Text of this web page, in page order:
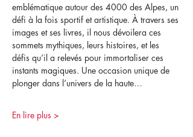
emblématique autour des 4000 des Alpes, un
défi à la fois sportif et artistique. À travers ses
images et ses livres, il nous dévoilera ces
sommets mythiques, leurs histoires, et les
défis qu’il a relevés pour immortaliser ces
instants magiques. Une occasion unique de
plonger dans l’univers de la haute…
En lire plus >